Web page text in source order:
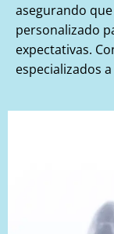
asegurando
personalizado
expectativas.
especializados